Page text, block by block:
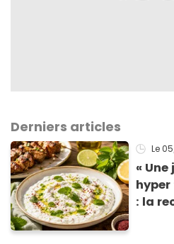
Derniers articles
Le
«
: la